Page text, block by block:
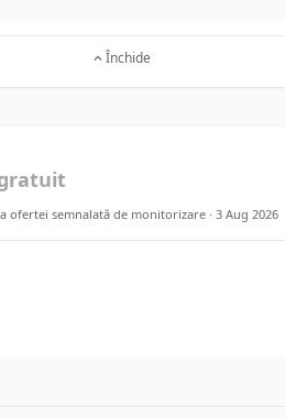
Închide
ofertei semnalată de monitorizare · 3 Aug 2026